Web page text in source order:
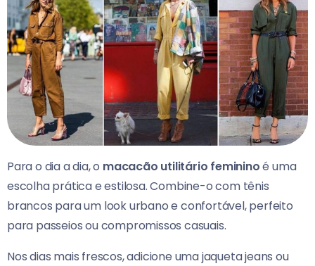
Para o dia a dia, o macacão utilitário femininoé uma
escolha prática e estilosa. Combine-o com tênis
brancos para um look urbano e confortável, perfeito
para passeios ou compromissos casuais.
Nos dias mais frescos, adicione uma jaqueta jeans ou